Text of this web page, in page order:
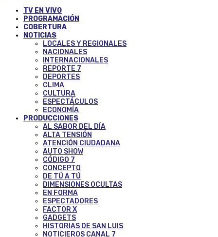
TV EN VIVO
PROGRAMACIÓN
COBERTURA
NOTICIAS
LOCALES Y REGIONALES
NACIONALES
INTERNACIONALES
REPORTE 7
DEPORTES
CLIMA
CULTURA
ESPECTÁCULOS
ECONOMÍA
PRODUCCIONES
AL SABOR DEL DÍA
ALTA TENSIÓN
ATENCIÓN CIUDADANA
AUTO SHOW
CÓDIGO 7
CONCEPTO
DE TÚ A TÚ
DIMENSIONES OCULTAS
EN FORMA
ESPECTADORES
FACTOR X
GADGETS
HISTORIAS DE SAN LUIS
NOTICIEROS CANAL 7